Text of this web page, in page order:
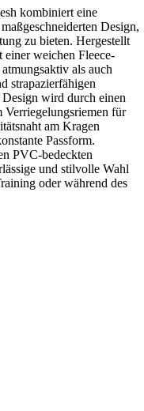
kombiniert eine
Design,
zu bieten. Hergestellt
einer weichen Fleece-
als auch
strapazierfähigen
wird durch einen
Verriegelungsriemen für
am Kragen
Passform.
PVC-bedeckten
und stilvolle Wahl
oder während des